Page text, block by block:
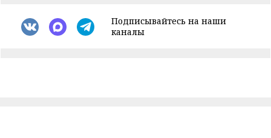
Подписывайтесь на наши
каналы